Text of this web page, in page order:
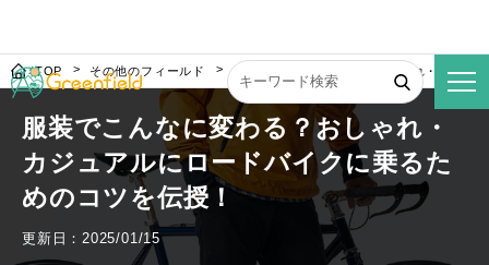
TOP その他のフィールド 服装でこんなに変わる？おしゃれ・カジュ
服装でこんなに変わる？おしゃれ・
カジュアルにロードバイクに乗るた
めのコツを伝授！
更新日：2025/01/15